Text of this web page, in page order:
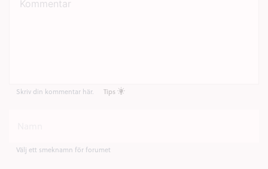
Skriv din kommentar här. Tips
Välj ett smeknamn för forumet